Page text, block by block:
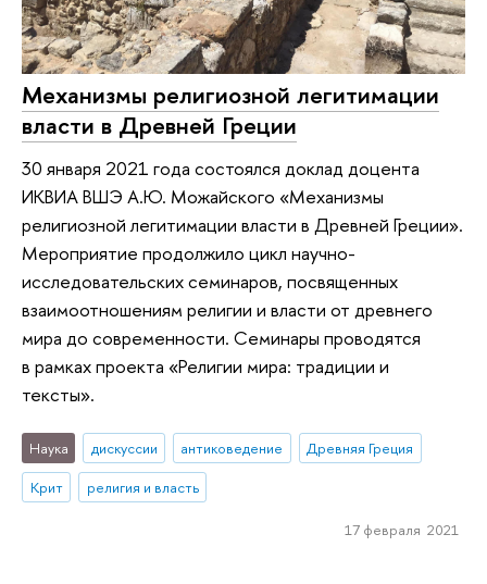
Механизмы религиозной легитимации
власти в Древней Греции
30 января 2021 года состоялся доклад доцента
ИКВИА ВШЭ А.Ю. Можайского «Механизмы
религиозной легитимации власти в Древней Греции».
Мероприятие продолжило цикл научно-
исследовательских семинаров, посвященных
взаимоотношениям религии и власти от древнего
мира до современности. Семинары проводятся
в рамках проекта «Религии мира: традиции и
тексты».
Наука дискуссии антиковедение
Древняя Греция
Крит
религия и власть
17 февраля 2021